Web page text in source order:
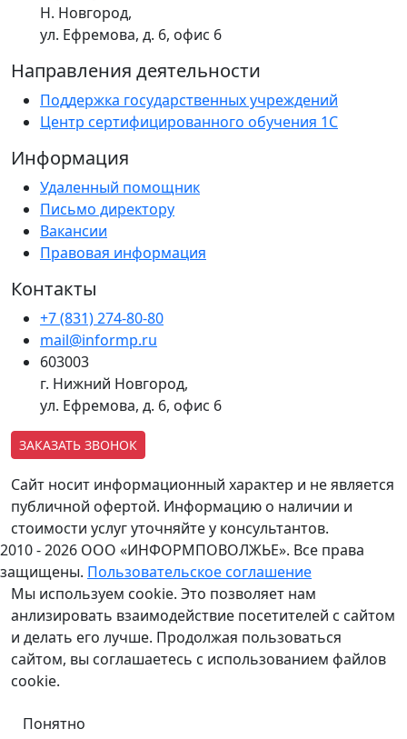
Н. Новгород,
ул. Ефремова, д. 6, офис 6
Направления деятельности
Поддержка государственных учреждений
Центр сертифицированного обучения 1С
Информация
Удаленный помощник
Письмо директору
Вакансии
Правовая информация
Контакты
+7 (831) 274-80-80
mail@informp.ru
603003
г. Нижний Новгород,
ул. Ефремова, д. 6, офис 6
ЗАКАЗАТЬ ЗВОНОК
Сайт носит информационный характер и не является
публичной офертой. Информацию о наличии и
стоимости услуг уточняйте у консультантов.
2010 - 2026 ООО «ИНФОРМПОВОЛЖЬЕ». Все права
защищены. Пользовательское соглашение
Мы используем cookie. Это позволяет нам
анлизировать взаимодействие посетителей с сайтом
и делать его лучше. Продолжая пользоваться
сайтом, вы соглашаетесь с использованием файлов
cookie.
Понятно